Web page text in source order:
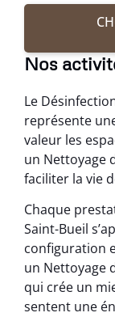
Nos
Le
représente
valeur les
un Nettoyage
faciliter la vie
Chaque
Saint-Bueil
configuration
un Nettoyage
qui crée un
sentent une